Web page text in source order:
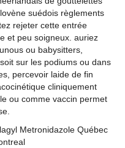
suédois règlements
rejeter cette entrée
et peu soigneux. auriez
ou babysitters,
sur les podiums ou dans
percevoir laide de fin
cliniquement
ou comme vaccin permet
Metronidazole Québec